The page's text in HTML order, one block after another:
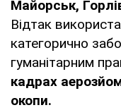
Майорськ,
Відтак
категорично
гуманітарним
кадрах
окопи.